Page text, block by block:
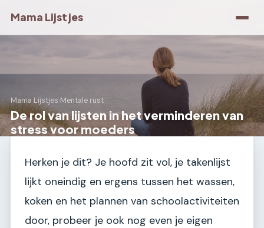
Mama Lijstjes
Mama Lijstjes›Mentale rust
De rol van lijsten in het verminderen van
stress voor moeders
Herken je dit? Je hoofd zit vol, je takenlijst
lijkt oneindig en ergens tussen het wassen,
koken en het plannen van schoolactiviteiten
door, probeer je ook nog even je eigen